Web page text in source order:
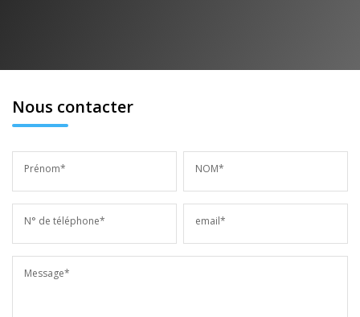
Nous contacter
Prénom* NOM*
N° de téléphone* email*
Message*